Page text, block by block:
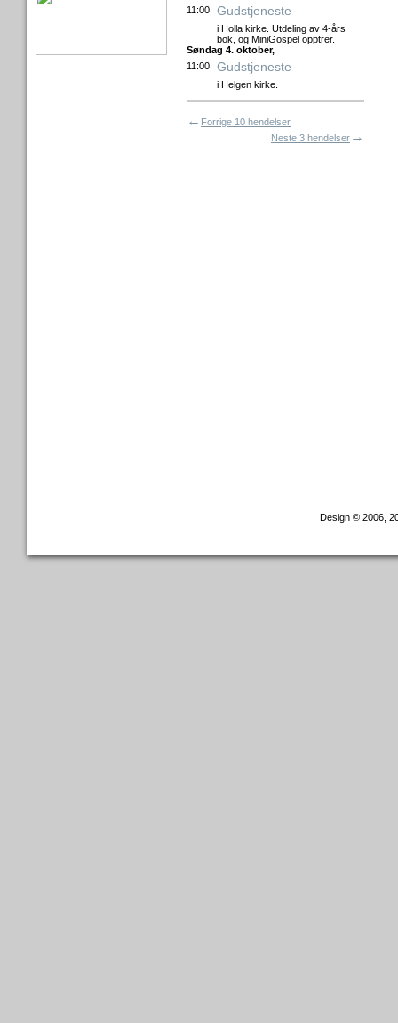
11:00
Gudstjeneste
i Holla kirke. Utdeling av 4-års
bok, og MiniGospel opptrer.
Søndag 4. oktober,
11:00
Gudstjeneste
i Helgen kirke.
← Forrige 10 hendelser
Neste 3 hendelser →
Design © 2006,